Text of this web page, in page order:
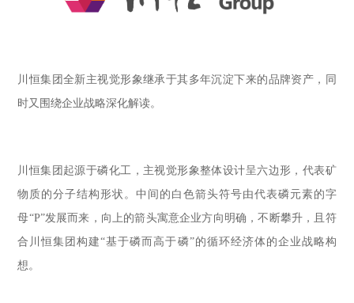
川恒集团全新主视觉形象继承于其多年沉淀下来的品牌资产，同
时又围绕企业战略深化解读。
川恒集团起源于磷化工，主视觉形象整体设计呈六边形，代表矿
物质的分子结构形状。中间的白色箭头符号由代表磷元素的字
母“P”发展而来，向上的箭头寓意企业方向明确，不断攀升，且符
合川恒集团构建“基于磷而高于磷”的循环经济体的企业战略构
想。